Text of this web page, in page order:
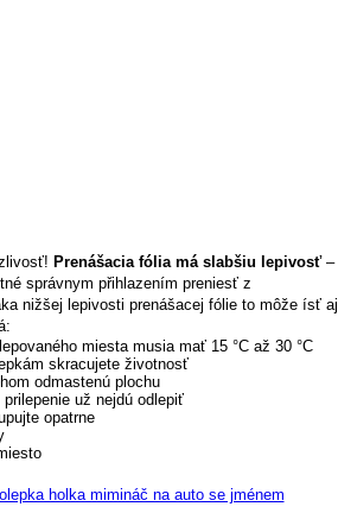
Prenášacia fólia má slabšiu lepivosť–
správnym přihlazením preniesť z
nižšej lepivosti prenášacej fólie to môže ísť aj
miesta musia mať 15 °C až 30 °C
skracujete životnosť
odmastenú plochu
už nejdú odlepiť
opatrne
holka mimináč na auto se jménem